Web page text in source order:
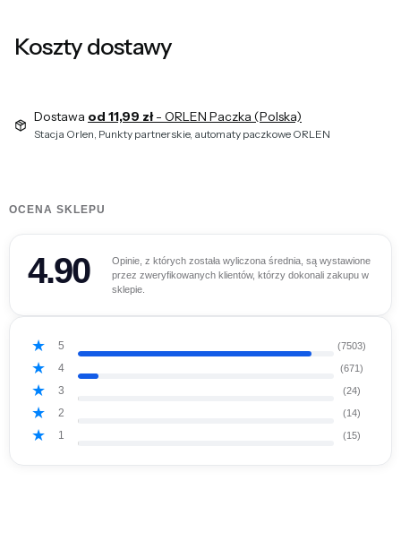
Koszty dostawy
Dostawa od 11,99 zł- ORLEN Paczka (Polska)
Stacja Orlen, Punkty partnerskie, automaty paczkowe ORLEN
OCENA SKLEPU
4.90
Opinie, z których została wyliczona średnia, są wystawione
przez zweryfikowanych klientów, którzy dokonali zakupu w
sklepie.
5 (7503)
4 (671)
3 (24)
2 (14)
1 (15)